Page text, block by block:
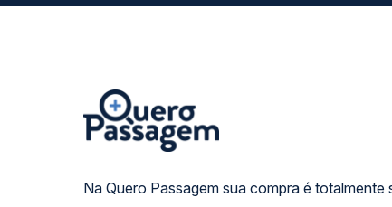
Na Quero Passagem sua compra é totalmente